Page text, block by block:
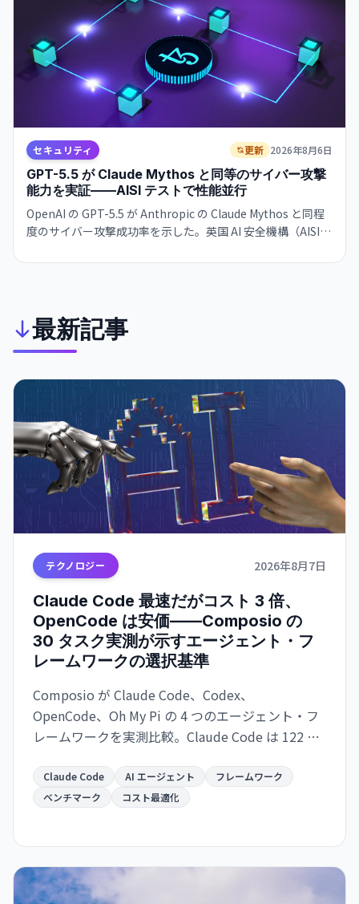
セキュリティ 更新 2026年8月6日
GPT-5.5 が Claude Mythos と同等のサイバー攻撃
能力を実証——AISI テストで性能並行
OpenAI の GPT-5.5 が Anthropic の Claude Mythos と同程
度のサイバー攻撃成功率を示した。英国 AI 安全機構（AISI）
プライズネットワークへの多段階攻撃を完遂。GPT-5.5 は既
最新記事
テクノロジー 2026年8月7日
Claude Code 最速だがコスト 3 倍、
OpenCode は安価——Composio の
30 タスク実測が示すエージェント・フ
レームワークの選択基準
Composio が Claude Code、Codex、
OpenCode、Oh My Pi の 4 つのエージェント・フ
レームワークを実測比較。Claude Code は 122 秒/
は $0.073 で 2.7 倍安いが遅い。成功率は接近。速
度か価格か、用途で選別が必須。
Claude Code AI エージェント
フレームワーク
ベンチマーク
コスト最適化